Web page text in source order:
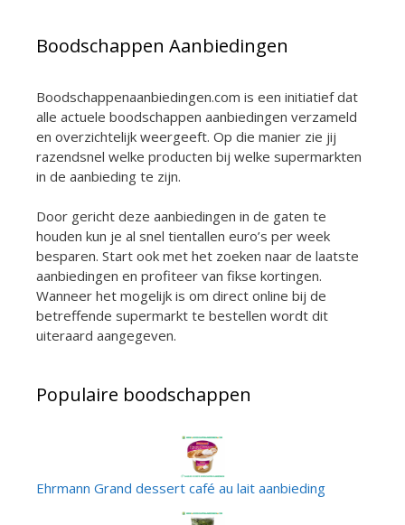
Boodschappen Aanbiedingen
Boodschappenaanbiedingen.com is een initiatief dat
alle actuele boodschappen aanbiedingen verzameld
en overzichtelijk weergeeft. Op die manier zie jij
razendsnel welke producten bij welke supermarkten
in de aanbieding te zijn.
Door gericht deze aanbiedingen in de gaten te
houden kun je al snel tientallen euro’s per week
besparen. Start ook met het zoeken naar de laatste
aanbiedingen en profiteer van fikse kortingen.
Wanneer het mogelijk is om direct online bij de
betreffende supermarkt te bestellen wordt dit
uiteraard aangegeven.
Populaire boodschappen
Ehrmann Grand dessert café au lait aanbieding